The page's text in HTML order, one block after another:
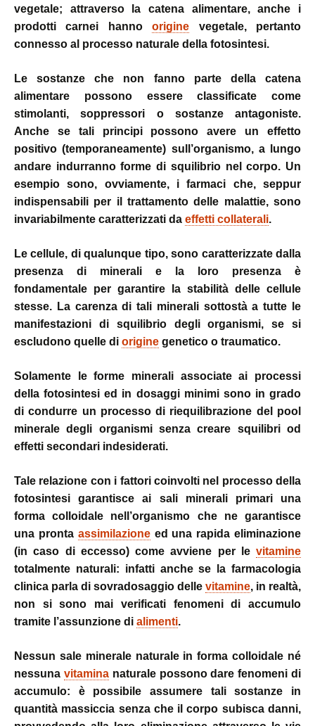
vegetale; attraverso la catena alimentare, anche i
prodotti carnei hannoorigine vegetale, pertanto
connesso al processo naturale della fotosintesi.
Le sostanze che non fanno parte della catena
alimentare possono essere classificate come
stimolanti, soppressori o sostanze antagoniste.
Anche se tali principi possono avere un effetto
positivo (temporaneamente) sull’organismo, a lungo
andare indurranno forme di squilibrio nel corpo. Un
esempio sono, ovviamente, i farmaci che, seppur
indispensabili per il trattamento delle malattie, sono
invariabilmente caratterizzati da effetti collaterali.
Le cellule, di qualunque tipo, sono caratterizzate dalla
presenza di minerali e la loro presenza è
fondamentale per garantire la stabilità delle cellule
stesse. La carenza di tali minerali sottostà a tutte le
manifestazioni di squilibrio degli organismi, se si
escludono quelle di origine genetico o traumatico.
Solamente le forme minerali associate ai processi
della fotosintesi ed in dosaggi minimi sono in grado
di condurre un processo di riequilibrazione del pool
minerale degli organismi senza creare squilibri od
effetti secondari indesiderati.
Tale relazione con i fattori coinvolti nel processo della
fotosintesi garantisce ai sali minerali primari una
forma colloidale nell’organismo che ne garantisce
una pronta assimilazioneed una rapida eliminazione
(in caso di eccesso) come avviene per le vitamine
totalmente naturali: infatti anche se la farmacologia
clinica parla di sovradosaggio delle vitamine, in realtà,
non si sono mai verificati fenomeni di accumulo
tramite l’assunzione di alimenti.
Nessun sale minerale naturale in forma colloidale né
nessuna vitaminanaturale possono dare fenomeni di
accumulo: è possibile assumere tali sostanze in
quantità massiccia senza che il corpo subisca danni,